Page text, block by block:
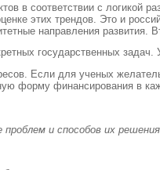
в соответствии с логикой
этих трендов. Это и
направления развития.
государственных
Если для ученых
форму финансирования в
проблем и способов их